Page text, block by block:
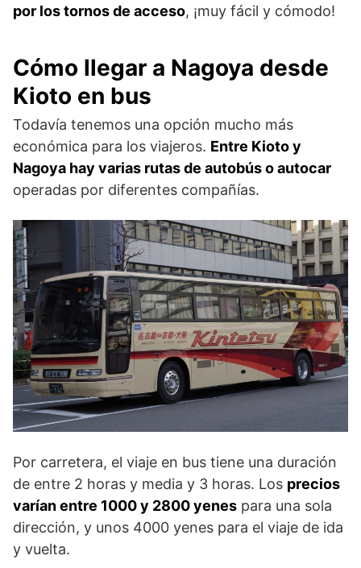
por los tornos de acceso, ¡muy fácil y cómodo!
Cómo llegar a Nagoya desde
Kioto en bus
Todavía tenemos una opción mucho más
económica para los viajeros. Entre Kioto y
Nagoya hay varias rutas de autobús o autocar
operadas por diferentes compañías.
Por carretera, el viaje en bus tiene una duración
de entre 2 horas y media y 3 horas. Los precios
varían entre 1000 y 2800 yenes para una sola
dirección, y unos 4000 yenes para el viaje de ida
y vuelta.